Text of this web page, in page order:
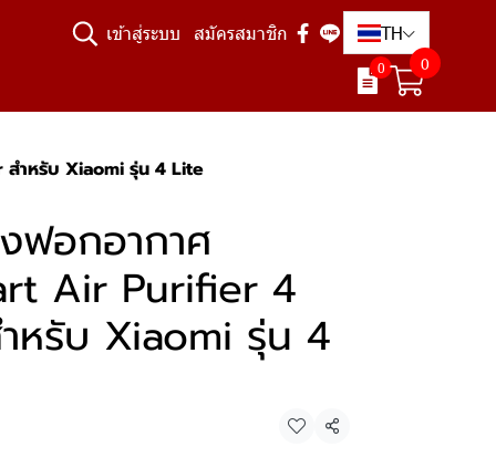
เข้าสู่ระบบ สมัครสมาชิก TH
0 0
สำหรับ Xiaomi รุ่น 4 Lite
ฟอกอากาศ
Air Purifier 4
หรับ Xiaomi รุ่น 4
แชร์